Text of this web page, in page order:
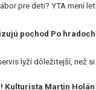
pre deti? YTA mení
pochod Po
lyží dôležitejší, než
Kulturista Martin